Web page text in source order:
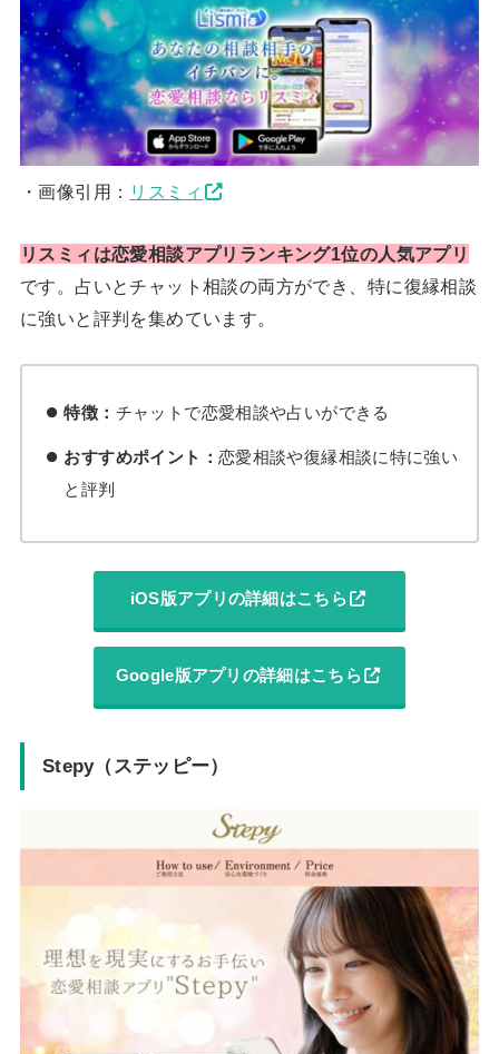
・画像引用： リスミィ
リスミィは恋愛相談アプリランキング1位の人気アプリ
です。占いとチャット相談の両方ができ、特に復縁相談
に強いと評判を集めています。
特徴： チャットで恋愛相談や占いができる
おすすめポイント： 恋愛相談や復縁相談に特に強い
と評判
iOS版アプリの詳細はこちら
Google版アプリの詳細はこちら
Stepy（ステッピー）